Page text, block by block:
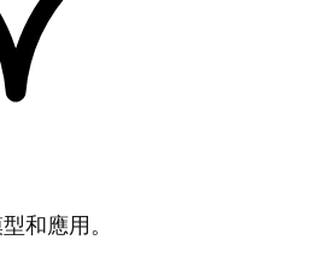
和應用。